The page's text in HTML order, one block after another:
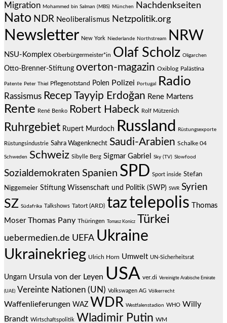
Migration Mohammed bin Salman (MBS) München Nachdenkseiten
Nato NDR Neoliberalismus Netzpolitik.org
Newsletter New York Niederlande Northstream NRW
NSU-Komplex Oberbürgermeister*in Olaf Scholz Oligarchen
Otto-Brenner-Stiftung overton-magazin Oxiblog Palästina
Patente Peter Thiel Pflegenotstand Polen Polizei Portugal Radio
Rassismus Recep Tayyip Erdoğan Rene Martens
Rente René Benko Robert Habeck Rolf Mützenich
Ruhrgebiet Rupert Murdoch Russland Rüstungsexporte
Rüstungsindustrie Sahra Wagenknecht Saudi-Arabien Schalke 04
Schweden Schweiz Sibylle Berg Sigmar Gabriel Sky (TV) Slowfood
Sozialdemokraten Spanien SPD Sport inside Stefan
Niggemeier Stiftung Wissenschaft und Politik (SWP) SWR Syrien
SZ Südafrika Talkshows Tatort (ARD) taztelepolis
Thomas
Moser Thomas Pany Thüringen Tomasz Konicz Türkei
uebermedien.de UEFA Ukraine
Ukrainekrieg Ulrich Horn Umwelt UN-Sicherheitsrat
Ungarn Ursula von der Leyen USA ver.di Vereinigte Arabische Emirate
(UAE) Vereinte Nationen (UN) Volkswagen AG Völkerrecht
Waffenlieferungen WAZ WDR Westfalenstadion WHO Willy
Brandt Wirtschaftspolitik Wladimir Putin WM